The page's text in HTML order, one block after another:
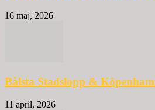
16 maj, 2026
Bålsta Stadslopp &
11 april, 2026